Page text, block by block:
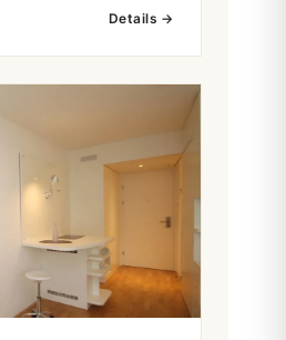
Details →